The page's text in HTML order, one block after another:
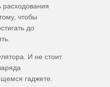
расходования
чтобы
до
И не стоит
гаджете.